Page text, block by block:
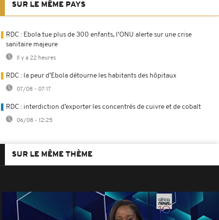
SUR LE MÊME PAYS
RDC : Ebola tue plus de 300 enfants, l'ONU alerte sur une crise
sanitaire majeure
Il y a 22 heures
RDC : la peur d’Ebola détourne les habitants des hôpitaux
07/08 - 07:17
RDC : interdiction d’exporter les concentrés de cuivre et de cobalt
06/08 - 12:25
SUR LE MÊME THÈME